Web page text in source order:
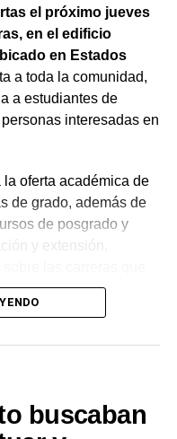
el próximo jueves
en el edificio
en Estados
a toda la comunidad,
a estudiantes de
interesadas en
oferta académica de
de grado, además de
de posgrado y
y extensión.
de la provincia, con el
diversidad de la
a estudiantes de 4°, 5°
y técnicas, en un
vocacional y la
buscaban